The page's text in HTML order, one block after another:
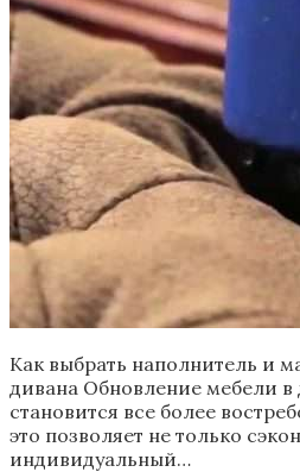
Как выбрать наполнитель и
дивана Обновление мебели
становится все более
это позволяет не только
индивидуальный…